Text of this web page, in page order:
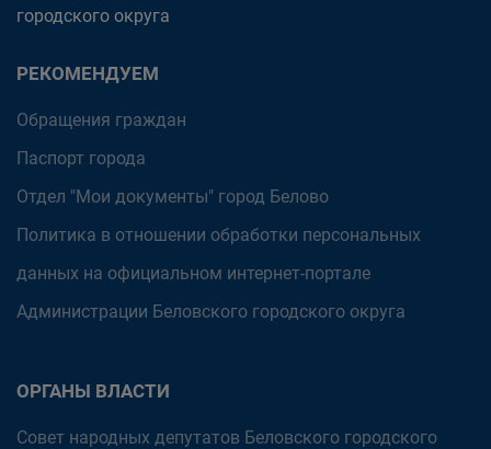
городского округа
РЕКОМЕНДУЕМ
Обращения граждан
Паспорт города
Отдел "Мои документы" город Белово
Политика в отношении обработки персональных
данных на официальном интернет-портале
Администрации Беловского городского округа
ОРГАНЫ ВЛАСТИ
Совет народных депутатов Беловского городского